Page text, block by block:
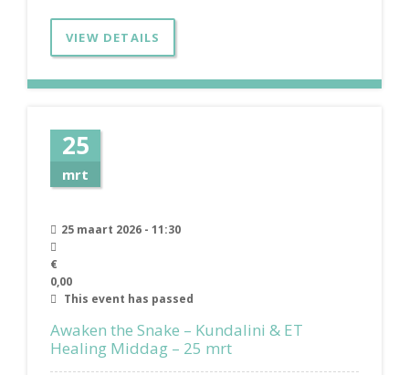
VIEW DETAILS
25
mrt
25 maart 2026 - 11:30
€
0,00
This event has passed
Awaken the Snake – Kundalini & ET
Healing Middag – 25 mrt